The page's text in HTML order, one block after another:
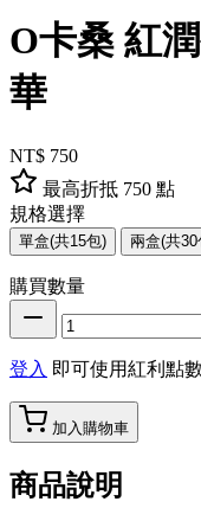
O卡桑 紅
華
NT$ 750
最高折抵 750 點
規格選擇
單盒(共15包) 兩盒(共30
購買數量
登入 即可使用紅利點
加入購物車
商品說明